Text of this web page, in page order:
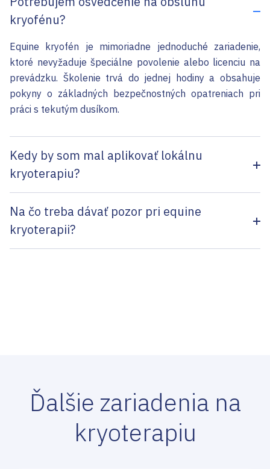
kryofénu?
Equine kryofén je mimoriadne jednoduché zariadenie,
ktoré nevyžaduje špeciálne povolenie alebo licenciu na
prevádzku. Školenie trvá do jednej hodiny a obsahuje
pokyny o základných bezpečnostných opatreniach pri
práci s tekutým dusíkom.
Kedy by som mal aplikovať lokálnu
kryoterapiu?
aplikujete kryoterapiu do 48 hodín po zranení. Pozitívne
účinky však boli zaznamenané aj vtedy, keď bola bodová
kryoterapia použitá po dlhšom období. Uistite sa, že ste
Na čo treba dávať pozor pri equine
kryoterapii?
Ďalšie zariadenia na
kryoterapiu